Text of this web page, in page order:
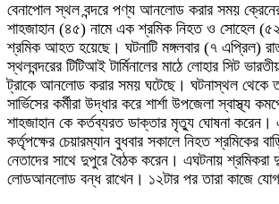
বেনাপোল স্থল বন্দরে পণ্য আনলোড করার সময় ক্রেনের
শাহজাহান (৪৫) নামে এক শ্রমিক নিহত ও সোহেল
শ্রমিক আহত হয়েছে। ঘটনাটি মঙ্গলবার (৭ এপ্রিল)
স্থলবন্দরের টিটিআই টার্মিনালের মাঠে লোহার সিট
ট্রাকে আনলোড করার সময় ঘটেছে। ঘটনাস্থল থেকে
সার্ভিসের কর্মীরা উদ্ধার করে শার্শা উপজেলা স্বাস্থ্য
শাহজাহান কে কর্তব্যরত ডাক্তার মৃত্যু ঘোষনা করেন।
কর্তৃপক্ষের চেয়ারম্যান বুধবার সকালে নিহত শ্রমিকের
নেতাদের সাথে দুপুরে বৈঠক করেন। এঘটনায় শ্রমিকরা
লোডআনলোড বন্ধ রাখেন। ১২টার পর তারা কাজে